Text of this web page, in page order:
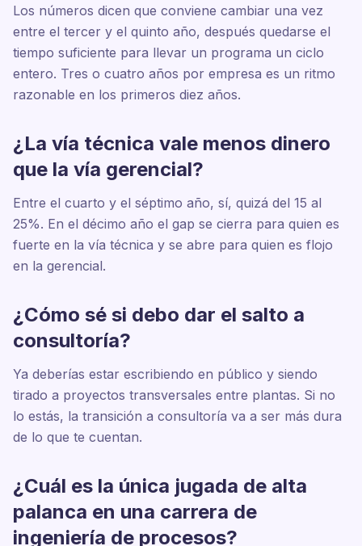
Los números dicen que conviene cambiar una vez
entre el tercer y el quinto año, después quedarse el
tiempo suficiente para llevar un programa un ciclo
entero. Tres o cuatro años por empresa es un ritmo
razonable en los primeros diez años.
¿La vía técnica vale menos dinero
que la vía gerencial?
Entre el cuarto y el séptimo año, sí, quizá del 15 al
25%. En el décimo año el gap se cierra para quien es
fuerte en la vía técnica y se abre para quien es flojo
en la gerencial.
¿Cómo sé si debo dar el salto a
consultoría?
Ya deberías estar escribiendo en público y siendo
tirado a proyectos transversales entre plantas. Si no
lo estás, la transición a consultoría va a ser más dura
de lo que te cuentan.
¿Cuál es la única jugada de alta
palanca en una carrera de
ingeniería de procesos?